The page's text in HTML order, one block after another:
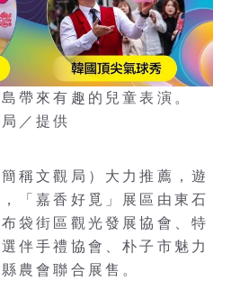
帶來有趣的兒童表演。
／提供
稱文觀局）大力推薦，遊
「嘉香好覓」展區由東石
袋街區觀光發展協會、特
伴手禮協會、朴子市魅力
農會聯合展售。